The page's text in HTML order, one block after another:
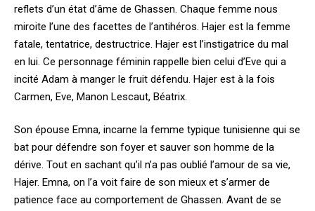
reflets d’un état d’âme de Ghassen. Chaque femme nous
miroite l’une des facettes de l’antihéros. Hajer est la femme
fatale, tentatrice, destructrice. Hajer est l’instigatrice du mal
en lui. Ce personnage féminin rappelle bien celui d’Eve qui a
incité Adam à manger le fruit défendu. Hajer est à la fois
Carmen, Eve, Manon Lescaut, Béatrix.
Son épouse Emna, incarne la femme typique tunisienne qui se
bat pour défendre son foyer et sauver son homme de la
dérive. Tout en sachant qu’il n’a pas oublié l’amour de sa vie,
Hajer. Emna, on l’a voit faire de son mieux et s’armer de
patience face au comportement de Ghassen. Avant de se